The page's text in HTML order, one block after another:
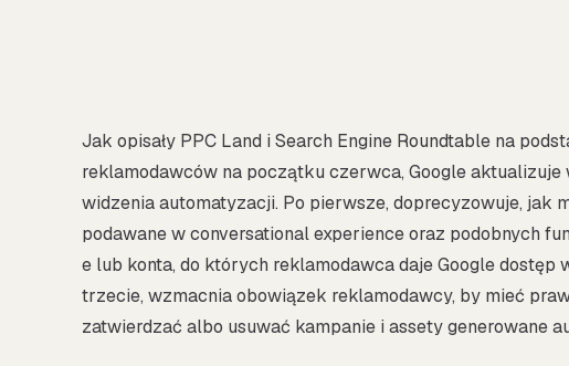
Jak opisały PPC Land i Search Engine Roundtable na
reklamodawców na początku czerwca, Google
widzenia automatyzacji. Po pierwsze, doprecyzowuje, jak
podawane w conversational experience oraz podobnych
e lub konta, do których reklamodawca daje Google dostęp
trzecie, wzmacnia obowiązek reklamodawcy, by mieć
zatwierdzać albo usuwać kampanie i assety generowane